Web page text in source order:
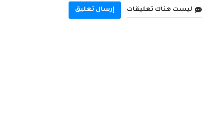
ليست هناك تعليقات إرسال تعليق